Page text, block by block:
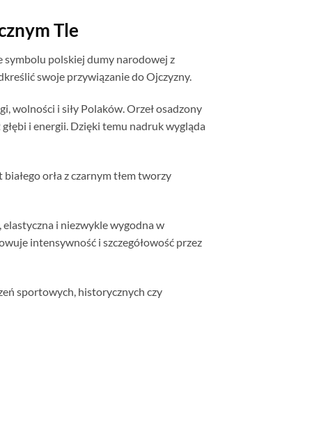
Tle
symbolu polskiej dumy narodowej z
swoje przywiązanie do Ojczyzny.
wolności i siły Polaków. Orzeł osadzony
i energii. Dzięki temu nadruk wygląda
orła z czarnym tłem tworzy
i niezwykle wygodna w
intensywność i szczegółowość przez
sportowych, historycznych czy